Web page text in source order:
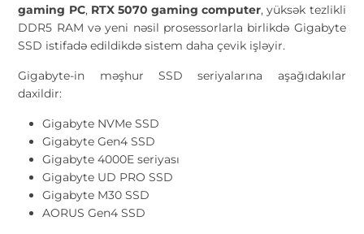
gaming PC, RTX 5070 gaming computer, yüksək tezlikli
DDR5 RAM və yeni nəsil prosessorlarla birlikdə Gigabyte
SSD istifadə edildikdə sistem daha çevik işləyir.
Gigabyte-in məşhur SSD seriyalarına aşağıdakılar
daxildir:
Gigabyte NVMe SSD
Gigabyte Gen4 SSD
Gigabyte 4000E seriyası
Gigabyte UD PRO SSD
Gigabyte M30 SSD
AORUS Gen4 SSD